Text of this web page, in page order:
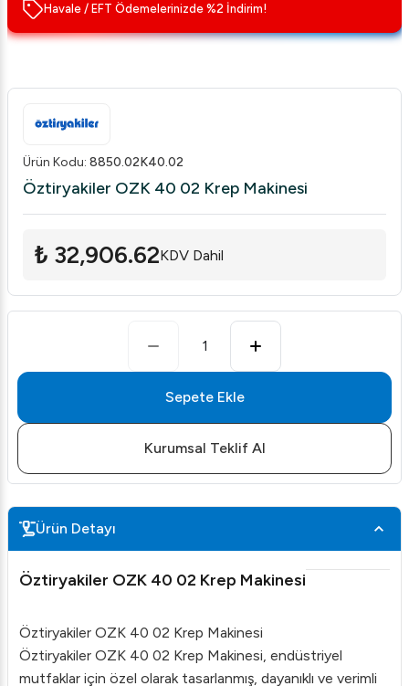
Havale / EFT Ödemelerinizde %2 İndirim!
Ürün Kodu: 8850.02K40.02
Öztiryakiler OZK 40 02 Krep Makinesi
₺ 32,906.62KDV Dahil
1
Sepete Ekle
Kurumsal Teklif Al
Ürün Detayı
Öztiryakiler OZK 40 02 Krep Makinesi
Öztiryakiler OZK 40 02 Krep Makinesi
Öztiryakiler OZK 40 02 Krep Makinesi, endüstriyel
mutfaklar için özel olarak tasarlanmış, dayanıklı ve verimli